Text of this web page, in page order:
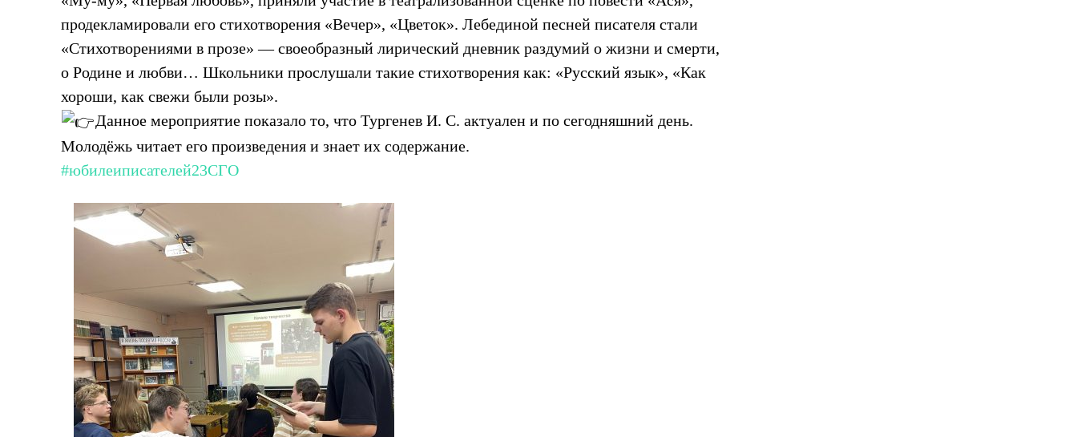
продекламировали его стихотворения «Вечер», «Цветок». Лебединой песней писателя стали
«Стихотворениями в прозе» — своеобразный лирический дневник раздумий о жизни и смерти,
о Родине и любви… Школьники прослушали такие стихотворения как: «Русский язык», «Как
хороши, как свежи были розы».
Данное мероприятие показало то, что Тургенев И. С. актуален и по сегодняшний день.
Молодёжь читает его произведения и знает их содержание.
#юбилеиписателей23СГО